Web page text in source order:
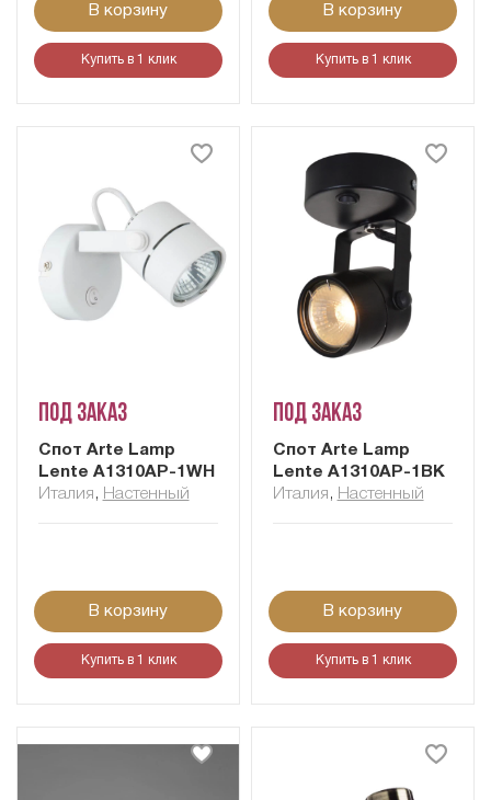
В корзину
Купить в 1 клик
В корзину
Купить в 1 клик
Под заказ
Cпот Arte Lamp
Lente A1310AP-1WH
Италия , Настенный
В корзину
Купить в 1 клик
Под заказ
Cпот Arte Lamp
Lente A1310AP-1BK
Италия , Настенный
В корзину
Купить в 1 клик